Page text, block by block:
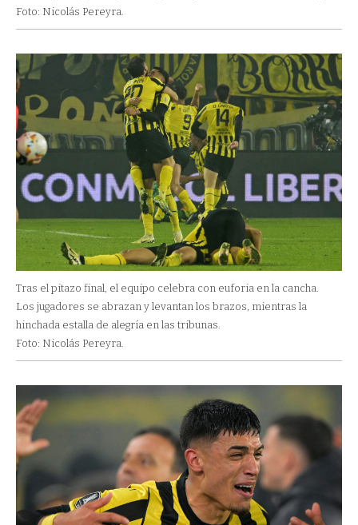
Foto: Nicolás Pereyra.
Tras el pitazo final, el equipo celebra con euforia en la cancha.
Los jugadores se abrazan y levantan los brazos, mientras la
hinchada estalla de alegría en las tribunas.
Foto: Nicolás Pereyra.